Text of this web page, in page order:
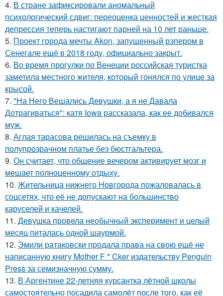
4. В стране зафиксировали аномальный
психологический сдвиг: переоценка ценностей и жесткая
депрессия теперь настигают парней на 10 лет раньше.
5. Проект города мечты Akon, запущенный рэпером в
Сенегале ещё в 2018 году, официально закрыт.
6. Во время прогулки по Венеции российская туристка
заметила местного жителя, который гонялся по улице за
крысой.
7. "На Него Вешались Девушки, а я не Давала
Дотрагиваться": катя Iowa рассказала, как ее добивался
муж.
8. Аглая тарасова решилась на съемку в
полупрозрачном платье без бюстгальтера.
9. Он считает, что общение вечером активирует мозг и
мешает полноценному отдыху.
10. Жительница нижнего Новгорода пожаловалась в
соцсетях, что её не допускают на большинство
каруселей и качелей.
11. Девушка провела необычный эксперимент и целый
месяц питалась одной шаурмой.
12. Эмили ратаковски продала права на свою ещё не
написанную книгу Mother F * Cker издательству Penguin
Press за семизначную сумму.
13. В Аргентине 22-летняя курсантка лётной школы
самостоятельно посадила самолёт после того, как её